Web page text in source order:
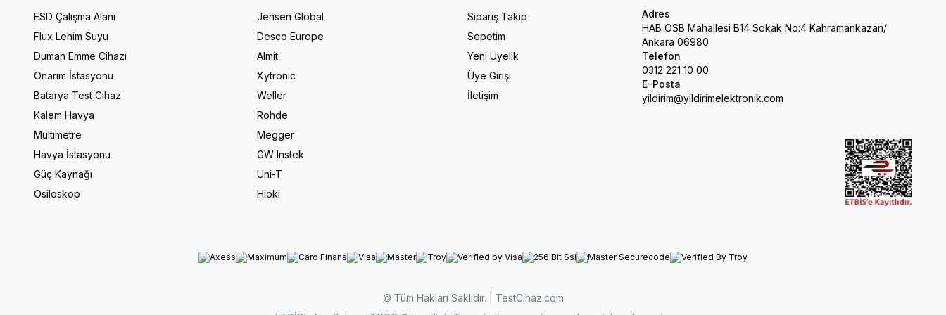
ESD Çalışma Alanı
Flux Lehim Suyu
Duman Emme Cihazı
Onarım İstasyonu
Batarya Test Cihaz
Kalem Havya
Multimetre
Havya İstasyonu
Güç Kaynağı
Osiloskop
Jensen Global
Desco Europe
Almit
Xytronic
Weller
Rohde
Megger
GW Instek
Uni-T
Hioki
Sipariş Takip
Sepetim
Yeni Üyelik
Üye Girişi
İletişim
Adres
HAB OSB Mahallesi B14 Sokak No:4 Kahramankazan/
Ankara 06980
Telefon
0312 221 10 00
E-Posta
yildirim@yildirimelektronik.com
© Tüm Hakları Saklıdır. | TestCihaz.com